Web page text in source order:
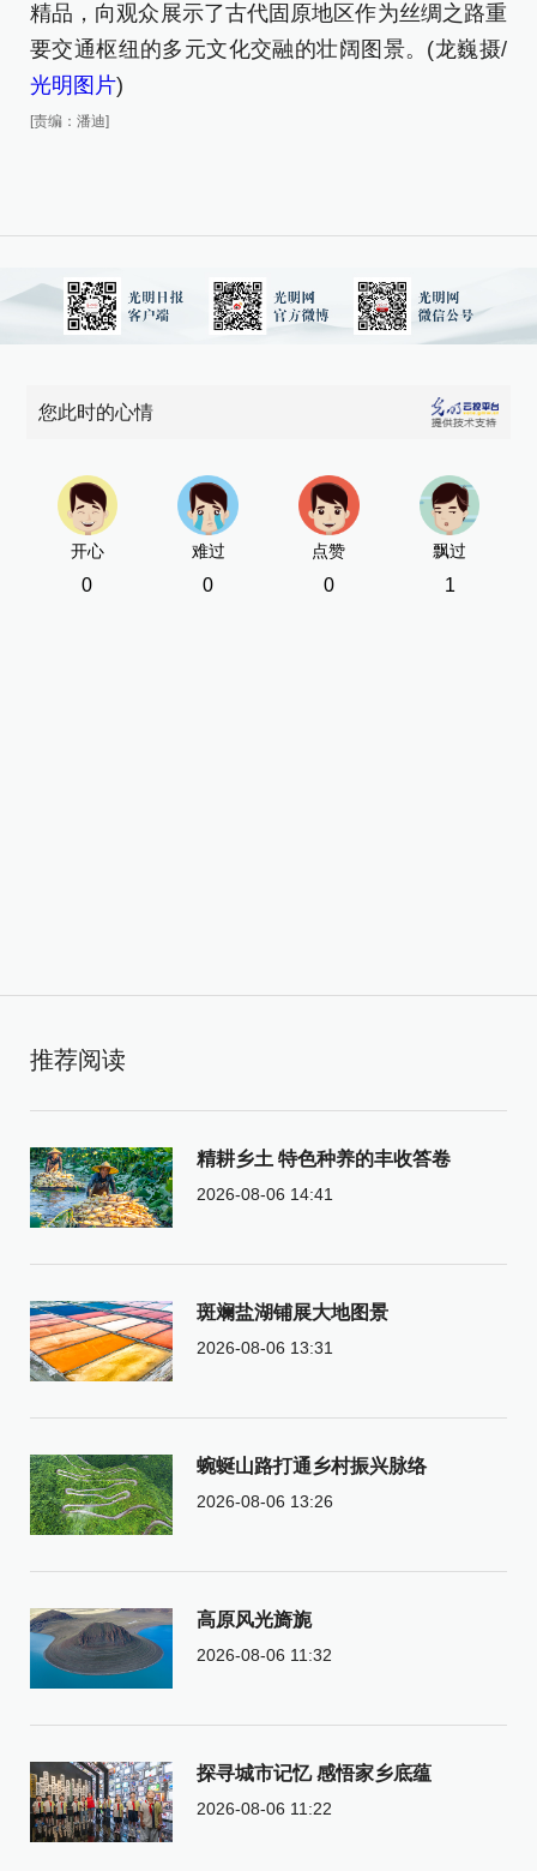
精品，向观众展示了古代固原地区作为丝绸之路重
要交通枢纽的多元文化交融的壮阔图景。(龙巍摄/
光明图片)
[责编：潘迪]
您此时的心情
开心
0
难过
0
点赞
0
飘过
1
推荐阅读
精耕乡土 特色种养的丰收答卷
2026-08-06 14:41
斑斓盐湖铺展大地图景
2026-08-06 13:31
蜿蜒山路打通乡村振兴脉络
2026-08-06 13:26
高原风光旖旎
2026-08-06 11:32
探寻城市记忆 感悟家乡底蕴
2026-08-06 11:22